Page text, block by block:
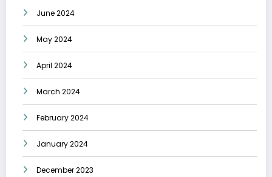
June 2024
May 2024
April 2024
March 2024
February 2024
January 2024
December 2023